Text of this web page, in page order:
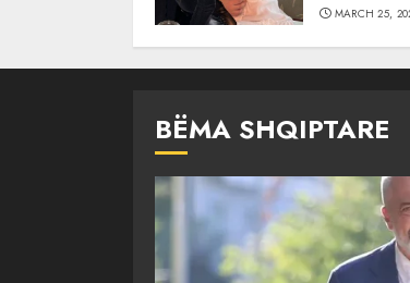
MARCH 25,
BËMA SHQIPTARE